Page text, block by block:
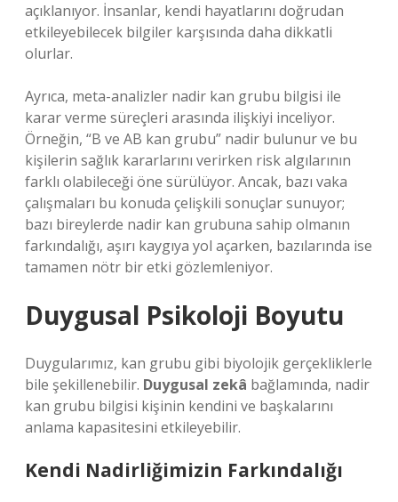
açıklanıyor. İnsanlar, kendi hayatlarını doğrudan
etkileyebilecek bilgiler karşısında daha dikkatli
olurlar.
Ayrıca, meta-analizler nadir kan grubu bilgisi ile
karar verme süreçleri arasında ilişkiyi inceliyor.
Örneğin, “B ve AB kan grubu” nadir bulunur ve bu
kişilerin sağlık kararlarını verirken risk algılarının
farklı olabileceği öne sürülüyor. Ancak, bazı vaka
çalışmaları bu konuda çelişkili sonuçlar sunuyor;
bazı bireylerde nadir kan grubuna sahip olmanın
farkındalığı, aşırı kaygıya yol açarken, bazılarında ise
tamamen nötr bir etki gözlemleniyor.
Duygusal Psikoloji Boyutu
Duygularımız, kan grubu gibi biyolojik gerçekliklerle
bile şekillenebilir. Duygusal zekâ bağlamında, nadir
kan grubu bilgisi kişinin kendini ve başkalarını
anlama kapasitesini etkileyebilir.
Kendi Nadirliğimizin Farkındalığı